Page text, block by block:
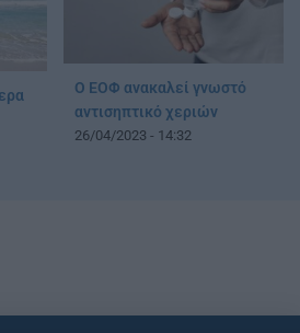
O ΕΟΦ ανακαλεί γνωστό
αντισηπτικό χεριών
26/04/2023 - 14:32